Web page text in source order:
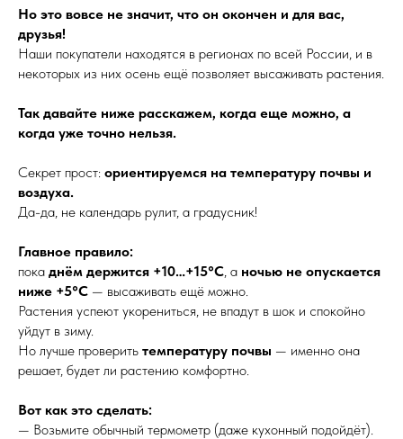
Но это вовсе не значит, что он окончен и для вас,
друзья!
Наши покупатели находятся в регионах по всей России, и в
некоторых из них осень ещё позволяет высаживать растения.
Так давайте ниже расскажем, когда еще можно, а
когда уже точно нельзя.
Секрет прост: ориентируемся на температуру почвы и
воздуха.
Да-да, не календарь рулит, а градусник!
Главное правило:
пока днём держится +10…+15°C , а ночью не опускается
ниже +5°C — высаживать ещё можно.
Растения успеют укорениться, не впадут в шок и спокойно
уйдут в зиму.
Но лучше проверить температуру почвы — именно она
решает, будет ли растению комфортно.
Вот как это сделать:
— Возьмите обычный термометр (даже кухонный подойдёт).